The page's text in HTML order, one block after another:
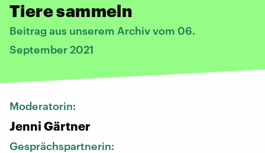
Tiere sammeln
Beitrag aus unserem Archiv vom 06.
September 2021
Moderatorin:
Jenni Gärtner
Gesprächspartnerin: